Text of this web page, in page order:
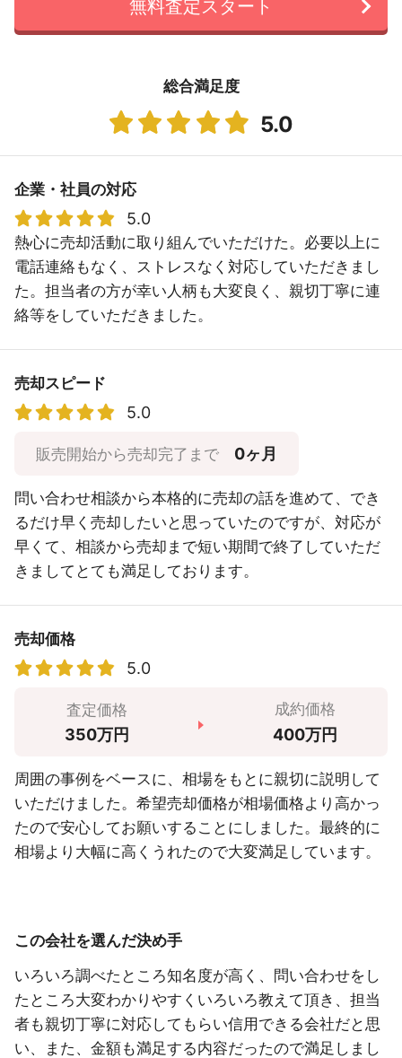
無料査定スタート
総合満足度
5.0
企業・社員の対応
5.0
熱心に売却活動に取り組んでいただけた。必要以上に
電話連絡もなく、ストレスなく対応していただきまし
た。担当者の方が幸い人柄も大変良く、親切丁寧に連
絡等をしていただきました。
売却スピード
5.0
販売開始から売却完了まで 0ヶ月
問い合わせ相談から本格的に売却の話を進めて、でき
るだけ早く売却したいと思っていたのですが、対応が
早くて、相談から売却まで短い期間で終了していただ
きましてとても満足しております。
売却価格
5.0
査定価格
350万円
成約価格
400万円
周囲の事例をベースに、相場をもとに親切に説明して
いただけました。希望売却価格が相場価格より高かっ
たので安心してお願いすることにしました。最終的に
相場より大幅に高くうれたので大変満足しています。
この会社を選んだ決め手
いろいろ調べたところ知名度が高く、問い合わせをし
たところ大変わかりやすくいろいろ教えて頂き、担当
者も親切丁寧に対応してもらい信用できる会社だと思
い、また、金額も満足する内容だったので満足しまし